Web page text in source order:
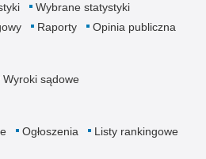
Wybrane statystyki
Raporty Opinia publiczna
Wyroki sądowe
Ogłoszenia
Listy rankingowe